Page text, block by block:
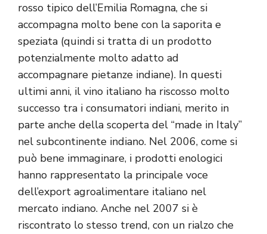
rosso tipico dell’Emilia Romagna, che si
accompagna molto bene con la saporita e
speziata (quindi si tratta di un prodotto
potenzialmente molto adatto ad
accompagnare pietanze indiane). In questi
ultimi anni, il vino italiano ha riscosso molto
successo tra i consumatori indiani, merito in
parte anche della scoperta del “made in Italy”
nel subcontinente indiano. Nel 2006, come si
può bene immaginare, i prodotti enologici
hanno rappresentato la principale voce
dell’export agroalimentare italiano nel
mercato indiano. Anche nel 2007 si è
riscontrato lo stesso trend, con un rialzo che